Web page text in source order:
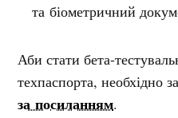
та біометричний
Аби стати бета-
техпаспорта, необхідно
за посиланням.